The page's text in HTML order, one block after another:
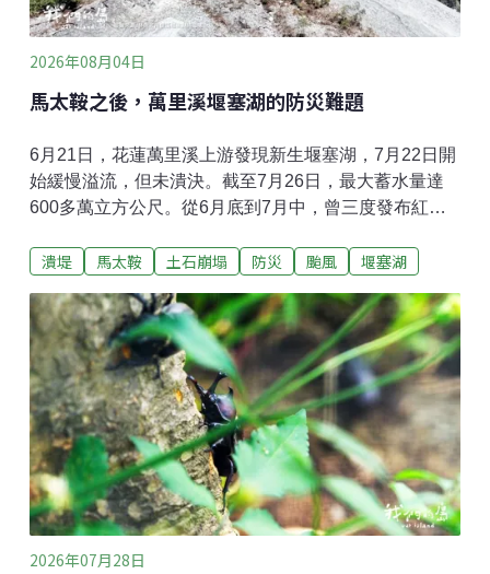
作。除了落葉，還有滿街的菸蒂、嘔吐物，甚至動物排
泄物，這些都是他們的工作內容。他們最怕混雜在袋中
2026年08月04日
馬太鞍之後，萬里溪堰塞湖的防災難題
6月21日，花蓮萬里溪上游發現新生堰塞湖，7月22日開
始緩慢溢流，但未潰決。截至7月26日，最大蓄水量達
600多萬立方公尺。從6月底到7月中，曾三度發布紅色
確定性的天然災害，對防災決策與風險溝通帶來哪些難
月25日，中度颱風米克拉接近台灣，預估將在東部帶來
豪雨，花蓮縣萬榮鄉與鳳林鎮的鄉公所職員與員警，忙
著挨家挨戶確認保全戶居民是否已經撤離。這場撤離行
動，不只是因為颱風。仔細一看，不少住家都被貼上
「萬里溪堰塞湖保全戶」的告示，因為就在四天前的6月
21日，林保署航遙測分署，在萬里溪發現一處約45公頃
的崩塌地阻塞河道，形成堰塞湖。陽明交通大學防災與
水環境研究中心助理研究員李國維指出，萬里溪過去就
曾多次出現堰塞湖，只是這次規模較大，「因為這裡的
潰堤 馬太鞍 土石崩塌 防災 颱風 堰塞湖
2026年07月28日